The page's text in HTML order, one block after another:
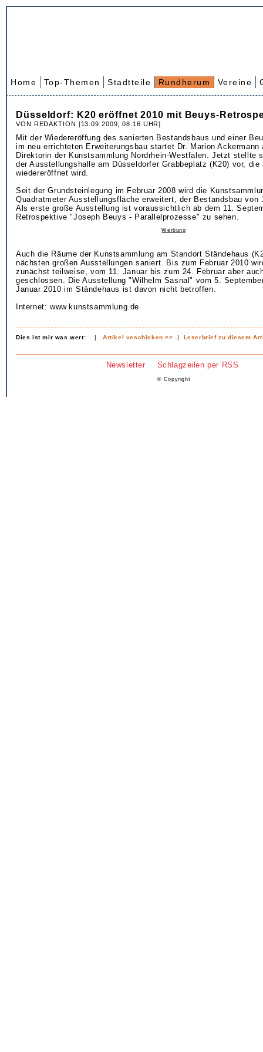
Home Top-Themen Stadtteile Rundherum Vereine
Düsseldorf: K20 eröffnet 2010 mit Beuys-
VON REDAKTION [13.09.2009, 08.16 UHR]
Mit der Wiedereröffung des sanierten Bestandsbaus und einer
im neu errichteten Erweiterungsbau startet Dr. Marion Ackermann
Direktorin der Kunstsammlung Nordrhein-Westfalen. Jetzt stellte
der Ausstellungshalle am Düsseldorfer Grabbeplatz (K20) vor,
wiedereröffnet wird.
Seit der Grundsteinlegung im Februar 2008 wird die
Quadratmeter Ausstellungsfläche erweitert, der Bestandsbau von
Als erste große Ausstellung ist voraussichtlich ab dem 11.
Retrospektive "Joseph Beuys - Parallelprozesse" zu sehen.
Werbung
Auch die Räume der Kunstsammlung am Standort Ständehaus
nächsten großen Ausstellungen saniert. Bis zum Februar 2010
zunächst teilweise, vom 11. Januar bis zum 24. Februar aber
geschlossen. Die Ausstellung "Wilhelm Sasnal" vom 5.
Januar 2010 im Ständehaus ist davon nicht betroffen.
Internet: www.kunstsammlung.de
Dies ist mir was wert: |Artikel veschicken >> | Leserbrief zu diesem
Newsletter Schlagzeilen per RSS
© Copyright